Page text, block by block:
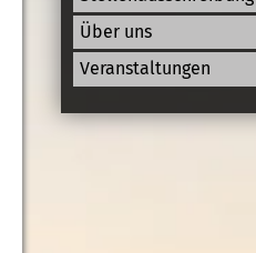
Über uns
Veranstaltungen